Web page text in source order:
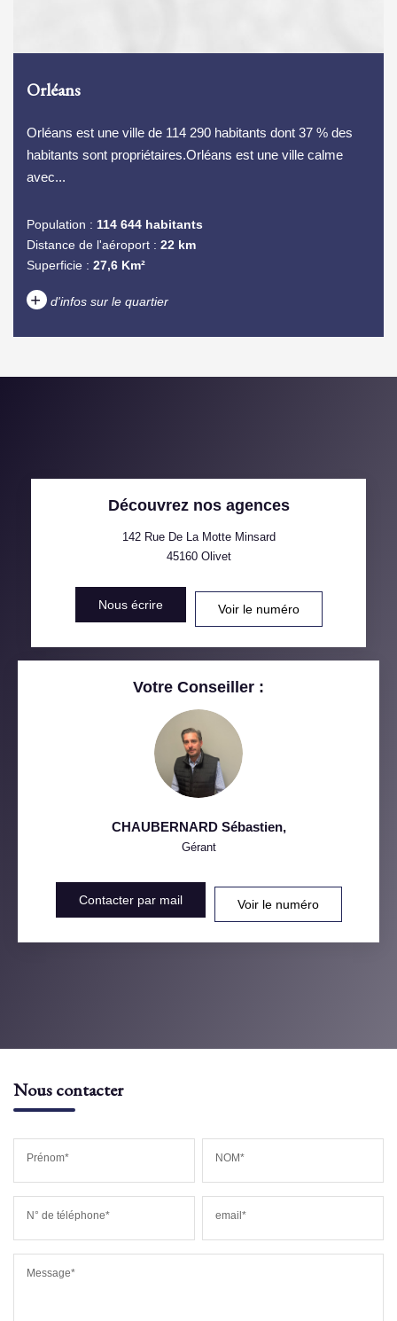
Orléans
Orléans est une ville de 114 290 habitants dont 37 % des
habitants sont propriétaires.Orléans est une ville calme
avec...
Population : 114 644 habitants
Distance de l'aéroport : 22 km
Superficie : 27,6 Km²
+ d'infos sur le quartier
PART DES MÉNAGES SANS
VOITURE
ECOLES ET CRÈCHES
Découvrez nos agences
142 Rue De La Motte Minsard
45160 Olivet
Nous écrire Voir le numéro
Votre Conseiller :
CHAUBERNARD Sébastien,
Gérant
Contacter par mail Voir le numéro
Nous contacter
Prénom* NOM*
N° de téléphone* email*
Message*